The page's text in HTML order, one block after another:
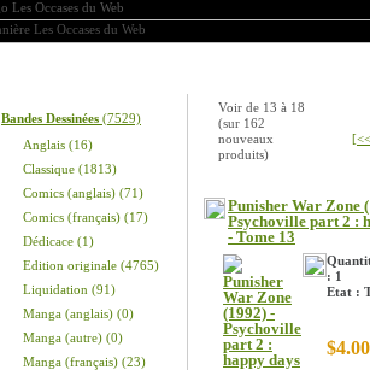
Bandes Dessinées (7529)
Anglais (16)
Classique (1813)
Comics (anglais) (71)
Comics (français) (17)
Dédicace (1)
Edition originale (4765)
Liquidation (91)
Manga (anglais) (0)
Manga (autre) (0)
Manga (français) (23)
Voir de 13 à 18
(sur 162
nouveaux
produits)
Punisher War Zone
Psychoville part 2 :
- Tome 13
: 1
Etat :
$4.00